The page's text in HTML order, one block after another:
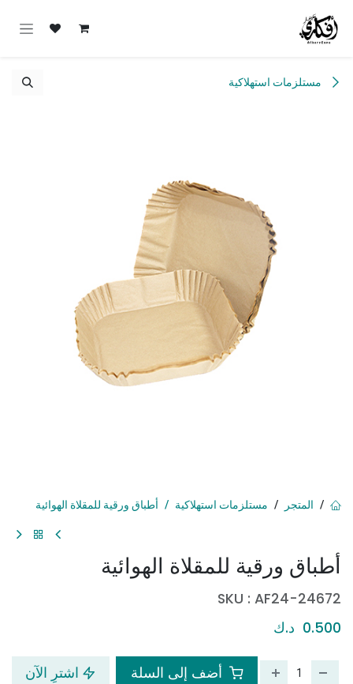
مستلزمات استهلاكية
أطباق ورقية للمقلاة الهوائية
SKU : AF24-24672
0.500 د.ك
أضف إلى السلة اشترِ الآن
المتجر مستلزمات استهلاكية أطباق ورقية للمقلاة الهوائية